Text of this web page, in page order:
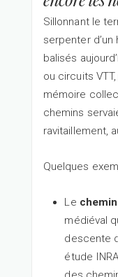
Sillonnant le
serpenter d’un
balisés
ou circuits
mémoire
chemins
ravitaillement,
Quelques
Le
médiéval
descente
étude